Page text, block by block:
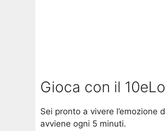
Gioca con il
Sei pronto a vivere
avviene ogni 5 minuti.